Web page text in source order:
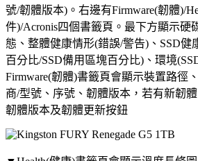
號/韌體版本)。右邊有Firmware(韌體)/
件)/Acronis四個書籤頁。最下方顯示硬
態、整體健康情形(錯誤/警告)、SSD健
百分比/SSD備用區塊百分比)、環境
Firmware(韌體)書籤頁會顯示裝置路徑
商/型號、序號、韌體版本，若有新韌
韌體版本及韌體更新按鈕